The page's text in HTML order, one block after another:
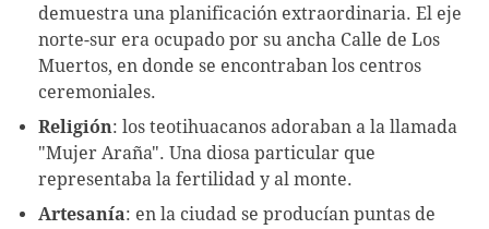
demuestra una planificación extraordinaria. El eje
norte-sur era ocupado por su ancha Calle de Los
Muertos, en donde se encontraban los centros
ceremoniales.
Religión: los teotihuacanos adoraban a la llamada
"Mujer Araña". Una diosa particular que
representaba la fertilidad y al monte.
Artesanía: en la ciudad se producían puntas de